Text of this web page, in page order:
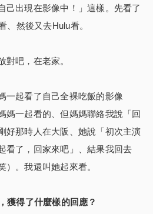
己出現在影像中！」這樣。先看了
、然後又去Hulu看。
對吧，在老家。
一起看了自己全裸吃飯的影像
媽一起看的、但媽媽聯絡我說「回
好那時人在大阪、她說「初次主演
看了，回家來吧」、結果我回去
）。我還叫她起來看。
得了什麼樣的回應？